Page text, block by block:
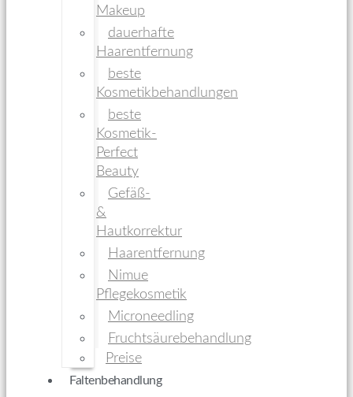
Makeup
dauerhafte
Haarentfernung
beste
Kosmetikbehandlungen
beste
Kosmetik-
Perfect
Beauty
Gefäß-
&
Hautkorrektur
Haarentfernung
Nimue
Pflegekosmetik
Microneedling
Fruchtsäurebehandlung
Preise
Faltenbehandlung